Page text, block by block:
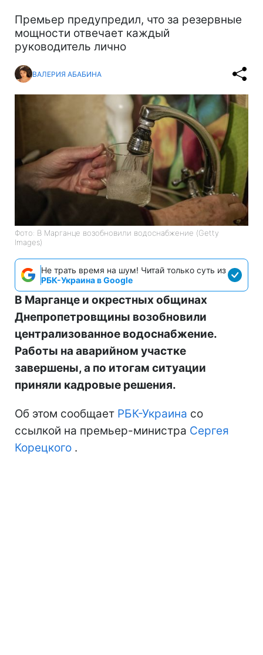
Премьер предупредил, что за резервные
мощности отвечает каждый
руководитель лично
ВАЛЕРИЯ АБАБИНА
Фото: В Марганце возобновили водоснабжение (Getty
Images)
Не трать время на шум! Читай только суть из
РБК-Украина в Google
В Марганце и окрестных общинах
Днепропетровщины возобновили
централизованное водоснабжение.
Работы на аварийном участке
завершены, а по итогам ситуации
приняли кадровые решения.
Об этом сообщает РБК-Украина со
ссылкой на премьер-министра Сергея
Корецкого .